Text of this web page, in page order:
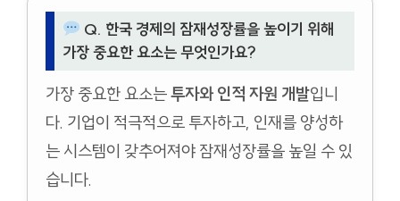
Q. 한국 경제의 잠재성장률을 높이기 위해
가장 중요한 요소는 무엇인가요?
가장 중요한 요소는투자와 인적 자원 개발입니
다. 기업이 적극적으로 투자하고, 인재를 양성하
는 시스템이 갖추어져야 잠재성장률을 높일 수 있
습니다.